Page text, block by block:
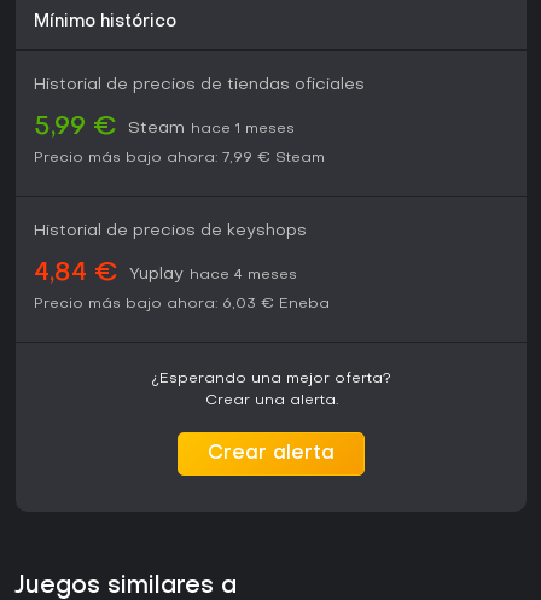
Mínimo histórico
Historial de precios de tiendas oficiales
5,99 € Steam
hace 1 meses
Precio más bajo ahora: 7,99 € Steam
Historial de precios de keyshops
4,84 € Yuplay hace 4 meses
Precio más bajo ahora: 6,03 € Eneba
¿Esperando una mejor oferta?
Crear una alerta.
Crear alerta
Juegos similares a